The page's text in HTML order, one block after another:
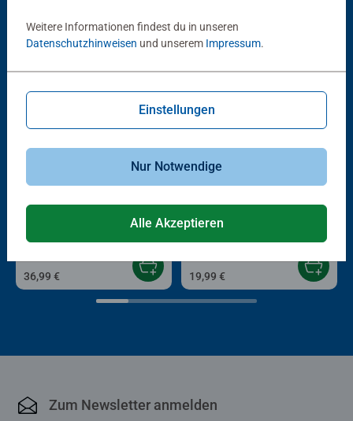
Andere Kunden mögen auch
K-Pop Demon Hunters Labyrinth
36,99 €
Vase Stripes Blue
19,99 €
Zum Newsletter anmelden
Weitere Informationen findest du in unseren
Datenschutzhinweisen und unserem Impressum.
Einstellungen
Nur Notwendige
Alle Akzeptieren